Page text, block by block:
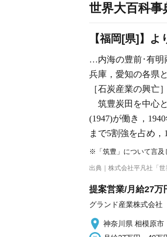
世界大百科事
【福岡[県]】よ
…内海の豊前･有明
兵庫，愛知の各県
［石炭産業の興亡］
筑豊炭田 を中心
(1947)が働き，
まで5割強を占め
※「筑豊」について言及
出典｜ 株式会社平凡社「世
提案営業/月給27万
グランド産業株式会社
神奈川県 相模原市